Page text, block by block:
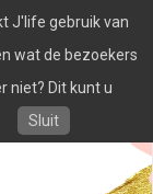
J'life gebruik van
wat de bezoekers
niet? Dit kunt u
Sluit